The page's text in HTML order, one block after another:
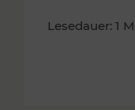
Lesedauer: 1